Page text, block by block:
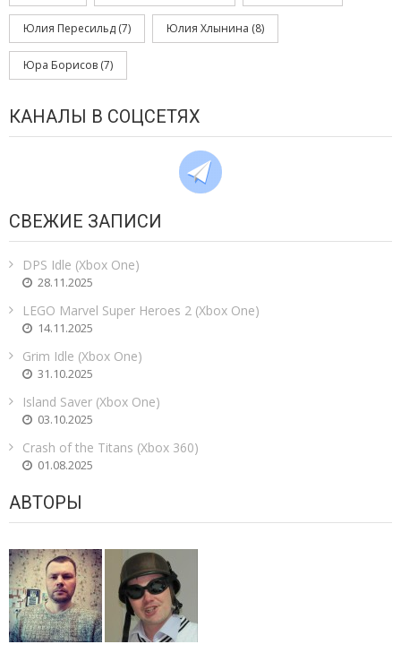
Юлия Пересильд (7) Юлия Хлынина (8)
Юра Борисов (7)
КАНАЛЫ В СОЦСЕТЯХ
СВЕЖИЕ ЗАПИСИ
DPS Idle (Xbox One)
28.11.2025
LEGO Marvel Super Heroes 2 (Xbox One)
14.11.2025
Grim Idle (Xbox One)
31.10.2025
Island Saver (Xbox One)
03.10.2025
Crash of the Titans (Xbox 360)
01.08.2025
АВТОРЫ